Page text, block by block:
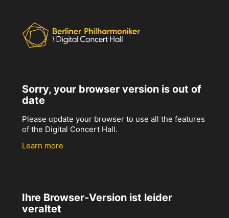
Sorry, your browser version is out of
date
Please update your browser to use all the features
of the Digital Concert Hall.
Learn more
Ihre Browser-Version ist leider
veraltet